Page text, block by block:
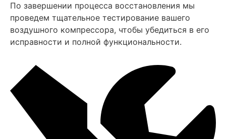
По завершении процесса восстановления мы
проведем тщательное тестирование вашего
воздушного компрессора, чтобы убедиться в его
исправности и полной функциональности.